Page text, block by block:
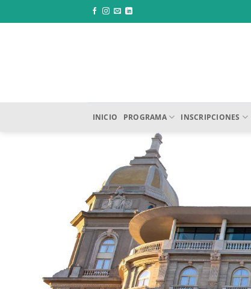
al
INICIO PROGRAMA INSCRIPCIONES